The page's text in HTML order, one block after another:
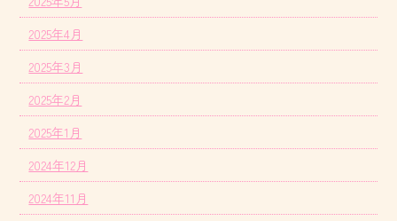
2025年4月
2025年3月
2025年2月
2025年1月
2024年12月
2024年11月